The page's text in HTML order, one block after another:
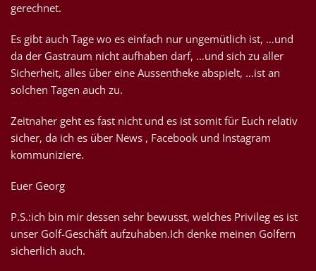
gerechnet.
Es gibt auch Tage wo es einfach nur ungemütlich ist, …und
da der Gastraum nicht aufhaben darf, …und sich zu aller
Sicherheit, alles über eine Aussentheke abspielt, …ist an
solchen Tagen auch zu.
Zeitnaher geht es fast nicht und es ist somit für Euch relativ
sicher, da ich es über News , Facebook und Instagram
kommuniziere.
Euer Georg
P.S.:ich bin mir dessen sehr bewusst, welches Privileg es ist
unser Golf-Geschäft aufzuhaben.Ich denke meinen Golfern
sicherlich auch.